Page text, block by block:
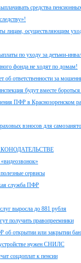
средства
лицам, осуществляющим
по уходу за детьми-
фонда не ходят по домам!
ответственности за
будут вместе
ПФР в Краснозоренском
взносов для
сервисы
служба ПФР
выросла до 881 рубля
получить правопреемники
открытии или закрытии
нужен СНИЛС
соцдоплат к пенсии